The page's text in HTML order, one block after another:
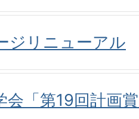
ジリニューアル
会「第19回計画